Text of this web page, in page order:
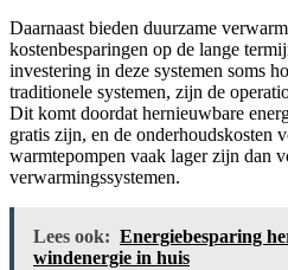
Daarnaast bieden duurzame
kostenbesparingen op de lange
investering in deze systemen soms
traditionele systemen, zijn de
Dit komt doordat hernieuwbare
gratis zijn, en de onderhoudskosten
warmtepompen vaak lager zijn dan
verwarmingssystemen.
Lees ook: Energiebesparing
windenergie in huis